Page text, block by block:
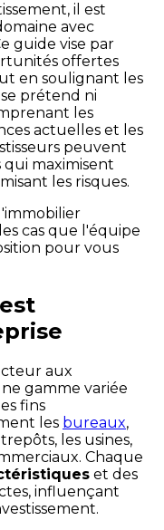
il est
avec
guide vise par
offertes
en soulignant les
prétend ni
les
actuelles et les
peuvent
qui maximisent
les risques.
cas que l'équipe
pour vous
aux
gamme variée
fins
les bureaux,
les usines,
Chaque
et des
influençant